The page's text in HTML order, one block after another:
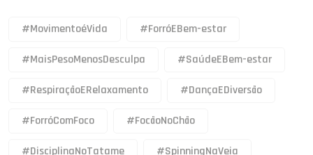
#MovimentoéVida #ForróEBem-estar
#MaisPesoMenosDesculpa #SaúdeEBem-estar
#RespiraçãoERelaxamento #DançaEDiversão
#ForróComFoco #FocãoNoChão
#DisciplinaNoTatame #SpinningNaVeia